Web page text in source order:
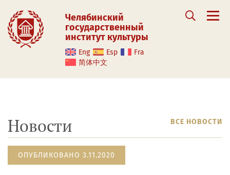
Челябинский
государственный
институт культуры
Eng Esp
Fra
简体中文
Новости ВСЕ НОВОСТИ
ОПУБЛИКОВАНО 3.11.2020